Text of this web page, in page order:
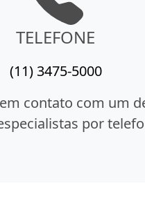
TELEFONE
(11) 3475-5000
contato com um
por